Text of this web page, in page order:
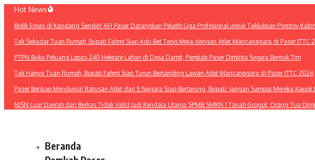
Lewati
konten
Hot News
Bidik Emas di Kandang Sendiri! AFI Paser Datangkan Pelatih Liga Profesional untuk Taklukkan Porprov
Tak Sekadar Tuan Rumah, Bupati Fahmi Siap Adu Bet Tenis Meja dengan Atlet Mancanegara di Paser ITTC
PTPN Buka Peluang Lepas 240 Hektare Lahan di Desa Damit, Pemkab Paser Diminta Segera Bentuk Tim
Tak Hanya Tuan Rumah, Bupati Fahmi Siap Turun Bertanding Lawan Atlet Mancanegara di Paser ITTC 2026
Paser Bersiap Mendunia! Ratusan Atlet dari 5 Negara Siap Bertarung, Bupati: Jangan Sampai Mereka Kapok
NISN Luar Daerah dan Berkas Tidak Valid Jadi Kendala Utama SPMB SMKN 1 Tanah Grogot, Orang Tua
Beranda